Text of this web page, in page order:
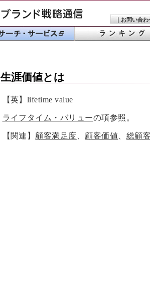
｜ お問い合わ
生涯価値とは
【英】lifetime value
ライフタイム・バリューの項参照。
【関連】 顧客満足度 顧客価値 総顧